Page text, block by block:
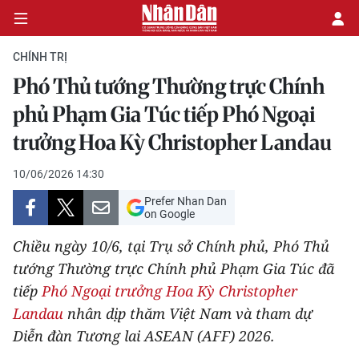
CHÍNH TRỊ
KINH TẾ
VĂN HÓA
XÃ HỘI
PHÁP LUẬT
DU LỊCH
THẾ GIỚI
CHÍNH TRỊ
Phó Thủ tướng Thường trực Chính
phủ Phạm Gia Túc tiếp Phó Ngoại
trưởng Hoa Kỳ Christopher Landau
10/06/2026 14:30
Prefer Nhan Dan
on Google
Chiều ngày 10/6, tại Trụ sở Chính phủ, Phó Thủ
tướng Thường trực Chính phủ Phạm Gia Túc đã
tiếpPhó Ngoại trưởng Hoa Kỳ Christopher
Landau nhân dịp thăm Việt Nam và tham dự
Diễn đàn Tương lai ASEAN (AFF) 2026.